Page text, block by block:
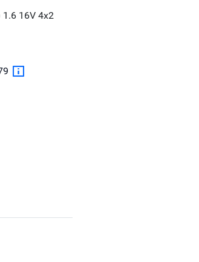
1.6 16V 4x2